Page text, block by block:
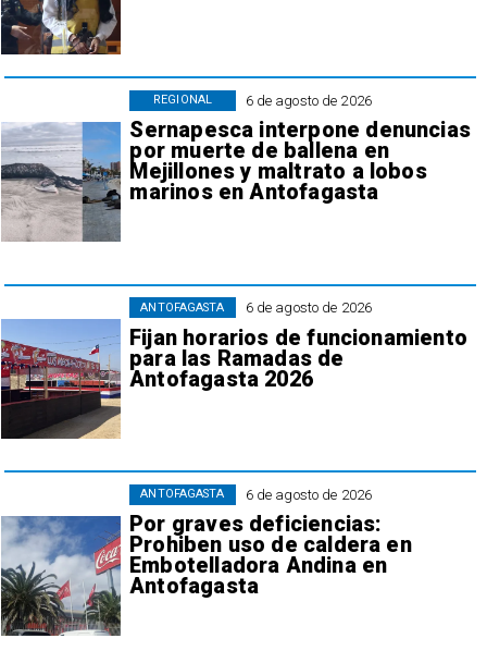
6 de agosto de 2026
Sernapesca interpone denuncias
por muerte de ballena en
Mejillones y maltrato a lobos
marinos en Antofagasta
REGIONAL
6 de agosto de 2026
Fijan horarios de funcionamiento
para las Ramadas de
Antofagasta 2026
ANTOFAGASTA
6 de agosto de 2026
Por graves deficiencias:
Prohiben uso de caldera en
Embotelladora Andina en
Antofagasta
ANTOFAGASTA